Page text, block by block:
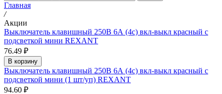
Главная
/
Акции
Выключатель клавишный 250В 6А (4с) вкл-выкл красный с
подсветкой мини REXANT
76.49 ₽
В корзину
Выключатель клавишный 250В 6А (4с) вкл-выкл красный с
подсветкой мини (1 шт/уп) REXANT
94.60 ₽